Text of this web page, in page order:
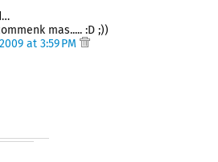
mas..... :D ;))
at 3:59 PM